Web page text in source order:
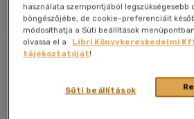
Szűrés
Megjelenítés
20 db / oldal
használata szempontjából
böngészőjébe, de cookie-preferenciáit
módosíthatja a Süti beállítások
olvassa el a
Libri Könyvkereskedelmi
tájékoztatóját!
Süti beállítások